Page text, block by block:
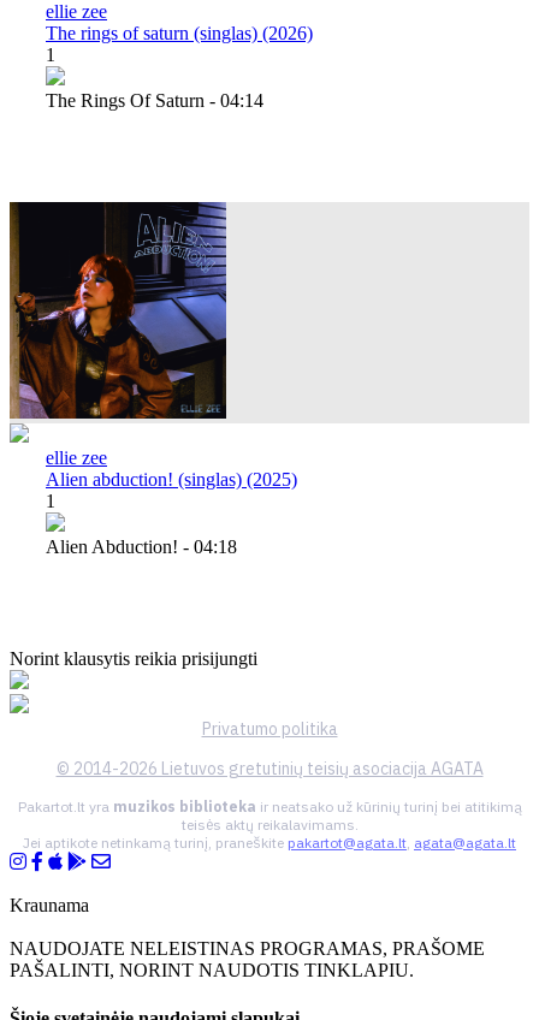
ellie zee
The rings of saturn (singlas) (2026)
1
The Rings Of Saturn - 04:14
ellie zee
Alien abduction! (singlas) (2025)
1
Alien Abduction! - 04:18
Norint klausytis reikia prisijungti
Privatumo politika
© 2014-2026 Lietuvos gretutinių teisių asociacija AGATA
Pakartot.lt yra muzikos biblioteka ir neatsako už kūrinių turinį bei atitikimą
teisės aktų reikalavimams.
Jei aptikote netinkamą turinį, praneškite pakartot@agata.lt, agata@agata.lt
Kraunama
NAUDOJATE NELEISTINAS PROGRAMAS, PRAŠOME
PAŠALINTI, NORINT NAUDOTIS TINKLAPIU.